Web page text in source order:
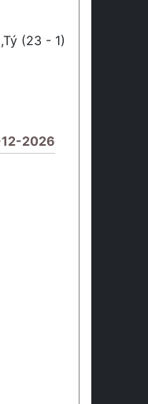
(23 - 1)
12-2026